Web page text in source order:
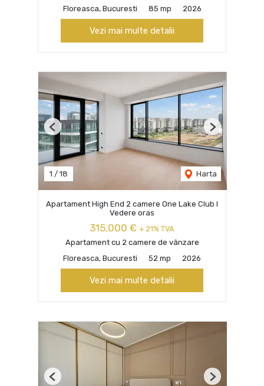
Floreasca, Bucuresti
85 mp 2026
Vezi mai multe detalii
1 / 18 Harta
Previous Next
Apartament High End 2 camere One Lake Club I
Vedere oras
315,000 € + 21% TVA
Apartament cu 2 camere de vânzare
Floreasca, Bucuresti
52 mp 2026
Vezi mai multe detalii
Previous Next